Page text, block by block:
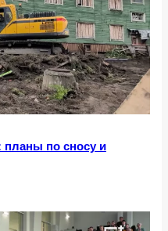
планы по сносу и